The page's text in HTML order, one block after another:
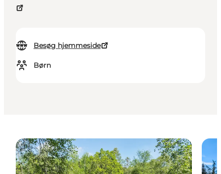
Besøg hjemmeside
Børn